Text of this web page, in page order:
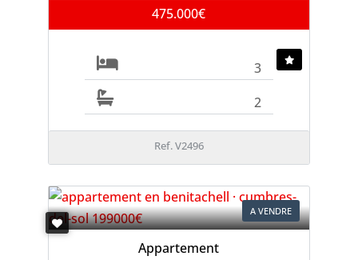
475.000€
3
2
Ref. V2496
A VENDRE
Appartement